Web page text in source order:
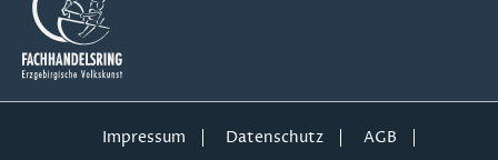
Impressum Datenschutz AGB